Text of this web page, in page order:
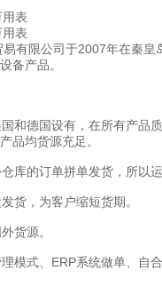
表
表
有限公司于2007年在秦
备产品。
德国设有，在所有产品质
品均货源充足。
的订单拼单发货，所以运
，为客户缩短货期。
货源。
式、ERP系统做单、自合